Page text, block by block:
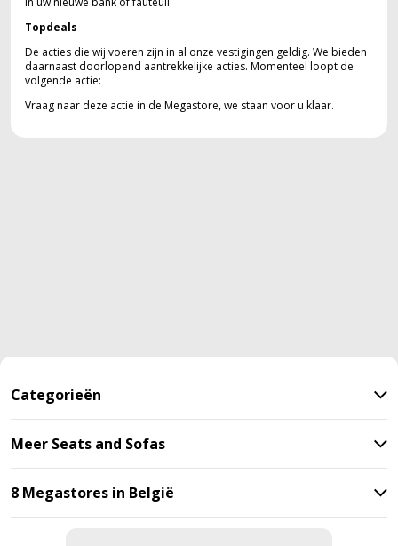
Topdeals
De acties die wij voeren zijn in al onze vestigingen geldig. We bieden
daarnaast doorlopend aantrekkelijke acties. Momenteel loopt de
volgende actie:
Vraag naar deze actie in de Megastore, we staan voor u klaar.
Categorieën
Meer Seats and Sofas
8 Megastores in België